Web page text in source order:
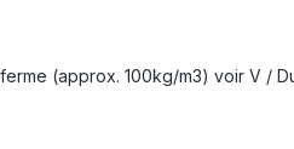
(approx. 100kg/m3) voir V /